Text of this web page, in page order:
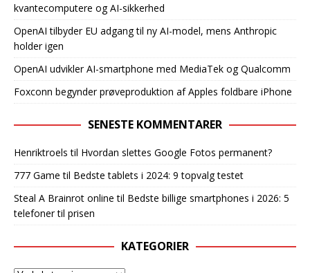
kvantecomputere og AI-sikkerhed
OpenAI tilbyder EU adgang til ny AI-model, mens Anthropic
holder igen
OpenAI udvikler AI-smartphone med MediaTek og Qualcomm
Foxconn begynder prøveproduktion af Apples foldbare iPhone
SENESTE KOMMENTARER
Henriktroels til Hvordan slettes Google Fotos permanent?
777 Game til Bedste tablets i 2024: 9 topvalg testet
Steal A Brainrot online til Bedste billige smartphones i 2026: 5
telefoner til prisen
KATEGORIER